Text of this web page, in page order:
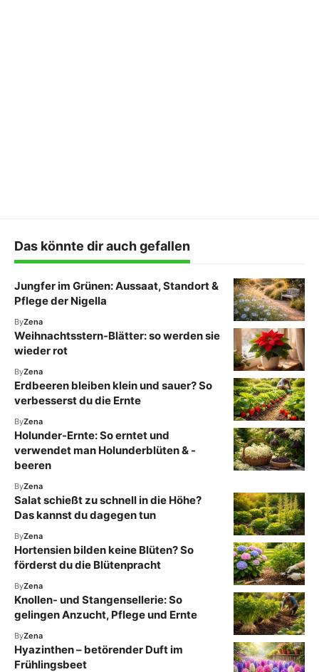
Das könnte dir auch gefallen
Jungfer im Grünen: Aussaat, Standort &
Pflege der Nigella
ByZena
Weihnachtsstern-Blätter: so werden sie
wieder rot
ByZena
Erdbeeren bleiben klein und sauer? So
verbesserst du die Ernte
ByZena
Holunder-Ernte: So erntet und
verwendet man Holunderblüten & -
beeren
ByZena
Salat schießt zu schnell in die Höhe?
Das kannst du dagegen tun
ByZena
Hortensien bilden keine Blüten? So
förderst du die Blütenpracht
ByZena
Knollen- und Stangensellerie: So
gelingen Anzucht, Pflege und Ernte
ByZena
Hyazinthen – betörender Duft im
Frühlingsbeet